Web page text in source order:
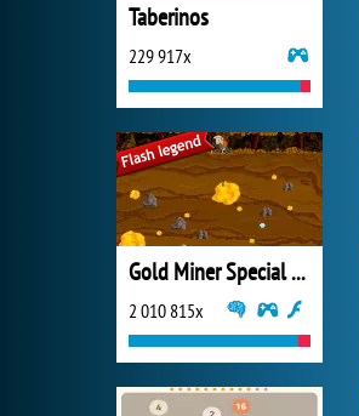
Taberinos
229 917x
Gold Miner Special Edition
2 010 815x